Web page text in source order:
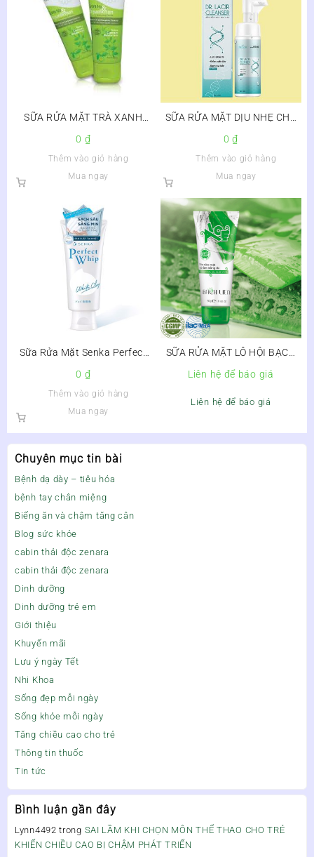
Chuyên mục tin bài
Bệnh dạ dày – tiêu hóa
bệnh tay chân miệng
Biếng ăn và chậm tăng cân
Blog sức khỏe
cabin thải độc zenara
cabin thải độc zenara
Dinh dưỡng
Dinh dưỡng trẻ em
Giới thiệu
Khuyến mãi
Lưu ý ngày Tết
Nhi Khoa
Sống đẹp mỗi ngày
Sống khỏe mỗi ngày
Tăng chiều cao cho trẻ
Thông tin thuốc
Tin tức
Bình luận gần đây
Lynn4492 trong SAI LẦM KHI CHỌN MÔN THỂ THAO CHO TRẺ
KHIẾN CHIỀU CAO BỊ CHẬM PHÁT TRIỂN
SỮA RỬA MẶT TRÀ XANH
0 ₫
Thêm vào giỏ hàng
Mua ngay
SỮA RỬA MẶT DỊU NHẸ CHO
CLEANSER
0₫
Thêm vào giỏ hàng
Mua ngay
Sữa Rửa Mặt Senka Perfect
White Clay
0 ₫
Thêm vào giỏ hàng
Mua ngay
SỮA RỬA MẶT LÔ HỘI BẠCH
LIÊN
Liên hệ để báo giá
Liên hệ để báo giá